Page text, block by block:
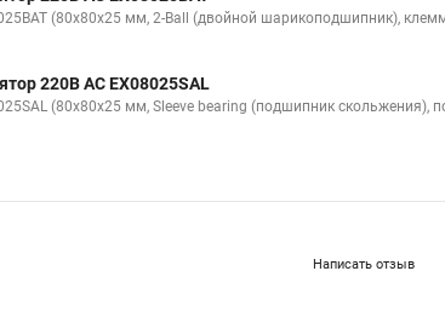
(80x80x25 мм, 2-Ball (двойной шарикоподшипник),
220В AC EX08025SAL
(80x80x25 мм, Sleeve bearing (подшипник скольжения),
Написать отзыв